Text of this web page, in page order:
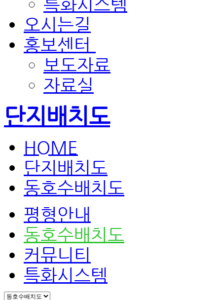
특화시스템
오시는길
홍보센터
보도자료
자료실
단지배치도
HOME
단지배치도
동호수배치도
평형안내
동호수배치도
커뮤니티
특화시스템